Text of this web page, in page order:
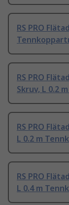
RS PRO
RS PRO
Skruv, L 0.2
RS PRO
L 0.2 m
RS PRO
L 0.4 m